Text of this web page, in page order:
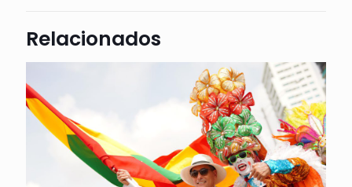
Relacionados